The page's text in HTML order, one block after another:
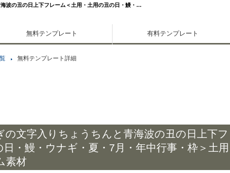
波の丑の日上下フレーム＜土用・土用の丑の日・鰻・…
無料テンプレート 有料テンプレート
無料テンプレート詳細
文字入りちょうちんと青海波の丑の日上下フ
・鰻・ウナギ・夏・7月・年中行事・枠＞土用
素材